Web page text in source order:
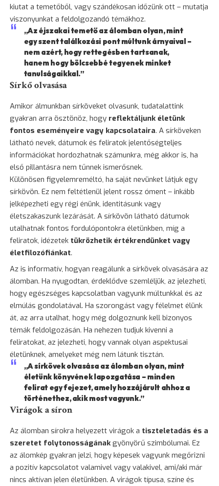
kiutat a temetőből, vagy szándékosan időzünk ott – mutatja
viszonyunkat a feldolgozandó témákhoz.
„Az éjszakai temető az álomban olyan, mint
egy szent találkozási pont múltunk árnyaival –
nem azért, hogy rettegésben tartsanak,
hanem hogy bölcsebbé tegyenek minket
tanulságaikkal.”
Sírkő olvasása
Amikor álmunkban sírköveket olvasunk, tudatalattink
gyakran arra ösztönöz, hogy reflektáljunk életünk
fontos eseményeire vagy kapcsolataira. A sírköveken
látható nevek, dátumok és feliratok jelentőségteljes
információkat hordozhatnak számunkra, még akkor is, ha
első pillantásra nem tűnnek ismerősnek.
Különösen figyelemreméltó, ha saját nevünket látjuk egy
sírkövön. Ez nem feltétlenül jelent rossz óment – inkább
jelképezheti egy régi énünk, identitásunk vagy
életszakaszunk lezárását. A sírkövön látható dátumok
utalhatnak fontos fordulópontokra életünkben, míg a
feliratok, idézetek tükrözhetik értékrendünket vagy
életfilozófiánkat.
Az is informatív, hogyan reagálunk a sírkövek olvasására az
álomban. Ha nyugodtan, érdeklődve szemléljük, az jelezheti,
hogy egészséges kapcsolatban vagyunk múltunkkal és az
elmúlás gondolatával. Ha szorongást vagy félelmet élünk
át, az arra utalhat, hogy még dolgoznunk kell bizonyos
témák feldolgozásán. Ha nehezen tudjuk kivenni a
feliratokat, az jelezheti, hogy vannak olyan aspektusai
életünknek, amelyeket még nem látunk tisztán.
„A sírkövek olvasása az álomban olyan, mint
életünk könyvének lapozgatása – minden
felirat egy fejezet, amely hozzájárult ahhoz a
történethez, akik most vagyunk.”
Virágok a síron
Az álomban sírokra helyezett virágok a tiszteletadás és a
szeretet folytonosságánakgyönyörű szimbólumai. Ez
az álomkép gyakran jelzi, hogy képesek vagyunk megőrizni
a pozitív kapcsolatot valamivel vagy valakivel, ami/aki már
nincs aktívan jelen életünkben. A virágok típusa, színe és